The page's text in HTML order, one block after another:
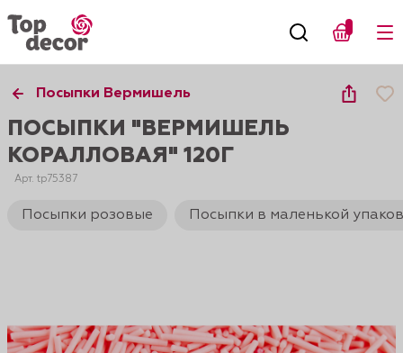
Посыпки Вермишель
ПОСЫПКИ "ВЕРМИШЕЛЬ
КОРАЛЛОВАЯ" 120Г
Арт. tp75387
Посыпки розовые Посыпки в маленькой